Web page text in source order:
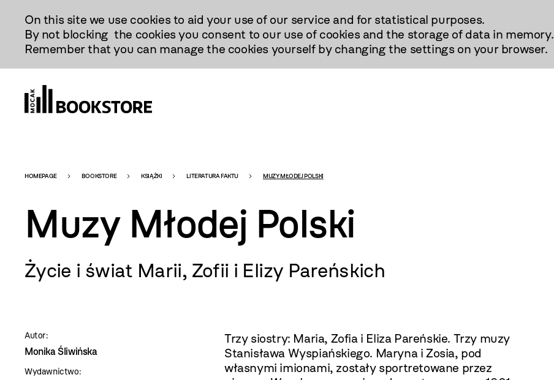
Treści
On this site we use cookies to aid your use of our service and for statistical purposes.
By not blocking the cookies you consent to our use of cookies and the storage of data in memory.
Remember that you can manage the cookies yourself by changing the settings on your browser.
Bookstore
-
szablon
szczegóły
HOMEPAGE BOOKSTORE KSIĄŻKI LITERATURA FAKTU MUZY MŁODEJ POLSKI
Muzy Młodej Polski
Życie i świat Marii, Zofii i Elizy Pareńskich
Autor:
Monika Śliwińska
Wydawnictwo:
Trzy siostry: Maria, Zofia i Eliza Pareńskie. Trzy muzy
Stanisława Wyspiańskiego. Maryna i Zosia, pod
własnymi imionami, zostały sportretowane przez